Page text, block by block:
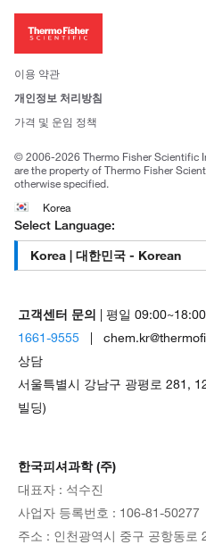
투자자
사회적 책임
브랜드
이용 약관
개인정보 처리방침
가격 및 운임 정책
© 2006-2026 Thermo Fisher Scientific
are the property of Thermo Fisher
otherwise specified.
Korea
Select Language:
고객센터 문의
| 평일 09:00~18:00
1661-9555 |
상담
서울특별시 강남구 광평로 281,
빌딩)
한국피셔과학 (주)
대표자 : 석수진
사업자 등록번호 : 106-81-50277
주소 : 인천광역시 중구 공항동로